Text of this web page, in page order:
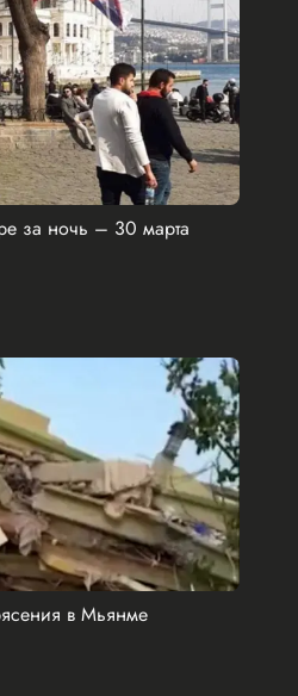
за ночь – 30 марта
в Мьянме